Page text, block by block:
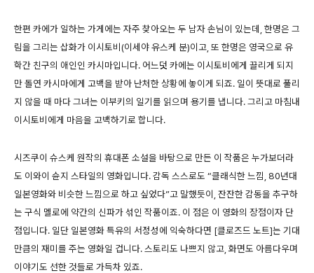
한편 카에가 일하는 가게에는 자주 찾아오는 두 남자 손님이 있는데, 한명은 그
림을 그리는 삽화가 이시토비(이세야 유스케 분)이고, 또 한명은 영국으로 유
학간 친구의 애인인 카시마입니다. 어느덧 카에는 이시토비에게 끌리게 되지
만 돌연 카시마에게 고백을 받아 난처한 상황에 놓이게 되죠. 일이 뜻대로 풀리
지 않을 때 마다 그녀는 이부키의 일기를 읽으며 용기를 냅니다. 그리고 마침내
이시토비에게 마음을 고백하기로 합니다.
시즈쿠이 슈스케 원작의 휴대폰 소설을 바탕으로 만든 이 작품은 누가보더라
도 이와이 슌지 스타일의 영화입니다. 감독 스스로도 “클래식한 느낌, 80년대
일본영화와 비슷한 느낌으로 하고 싶었다”고 말했듯이, 잔잔한 감동을 추구하
는 구식 멜로에 약간의 신파가 섞인 작품이죠. 이 점은 이 영화의 장점이자 단
점입니다. 일단 일본영화 특유의 서정성에 익숙하다면 [클로즈드 노트]는 기대
만큼의 재미를 주는 영화일 겁니다. 스토리도 나쁘지 않고, 화면도 아름다우며
이야기도 선한 것들로 가득차 있죠.